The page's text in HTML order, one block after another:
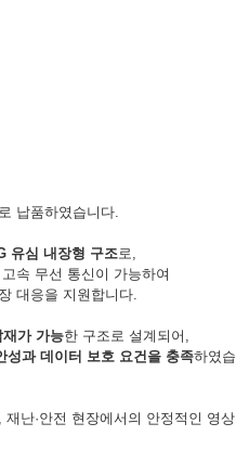
납품하였습니다.
유심 내장형 구조로,
속 무선 통신이 가능하여
대응을 지원합니다.
가 가능한 구조로 설계되어,
성과 데이터 보호 요건을 충족하였습
난·안전 현장에서의 안정적인 영상